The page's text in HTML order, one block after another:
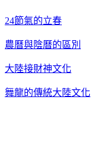
24節氣的立春
農曆與陰曆的區別
大陸接財神文化
舞龍的傳統大陸文化